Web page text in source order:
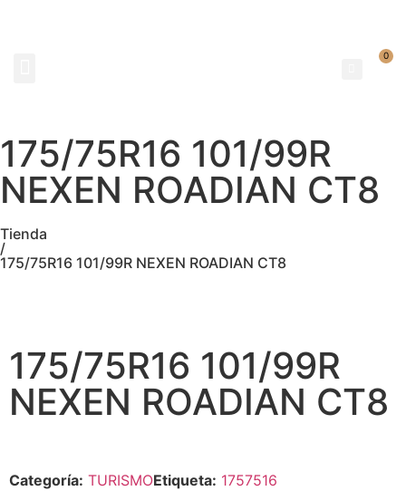
0
175/75R16 101/99R
NEXEN ROADIAN CT8
Tienda
/
175/75R16 101/99R NEXEN ROADIAN CT8
175/75R16 101/99R
NEXEN ROADIAN CT8
Categoría: TURISMOEtiqueta: 1757516